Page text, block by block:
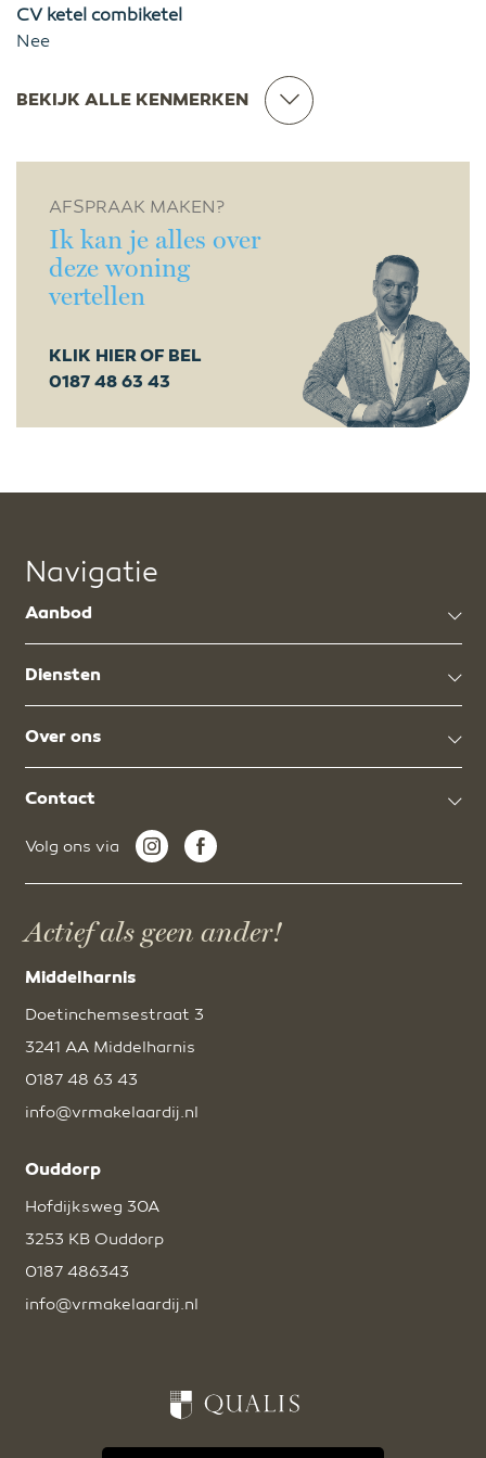
CV ketel combiketel
Nee
BEKIJK ALLE KENMERKEN
AFSPRAAK MAKEN?
Ik kan je alles over
deze woning
vertellen
KLIK HIER OF BEL
0187 48 63 43
Navigatie
Aanbod
Diensten
Over ons
Contact
Volg ons via
Actief als geen ander!
Middelharnis
Doetinchemsestraat 3
3241 AA Middelharnis
0187 48 63 43
info@vrmakelaardij.nl
Ouddorp
Hofdijksweg 30A
3253 KB Ouddorp
0187 486343
info@vrmakelaardij.nl